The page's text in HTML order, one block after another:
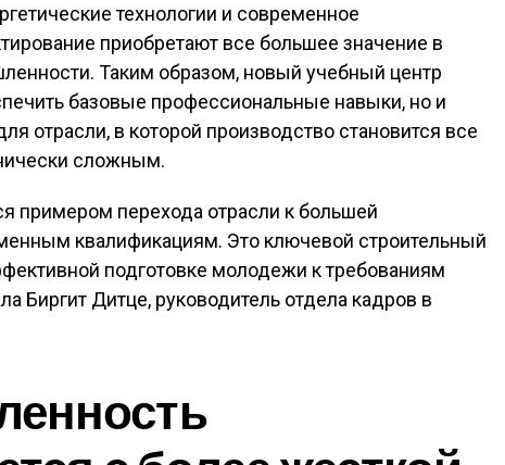
технологии и современное
приобретают все большее значение в
Таким образом, новый учебный центр
базовые профессиональные навыки, но и
отрасли, в которой производство становится все
сложным.
примером перехода отрасли к большей
квалификациям. Это ключевой строительный
подготовке молодежи к требованиям
Биргит Дитце, руководитель отдела кадров в